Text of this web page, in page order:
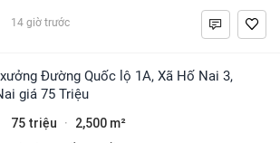
14 giờ trước
giá 75 Triệu
75 triệu · 2,500 m²